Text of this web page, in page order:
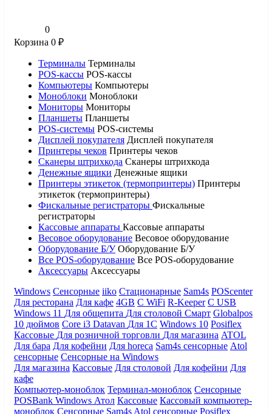
0
Корзина 0 ₽
Терминалы Терминалы
POS-кассы POS-кассы
Компьютеры Компьютеры
Моноблоки Моноблоки
Мониторы Мониторы
Планшеты Планшеты
POS-системы POS-системы
Дисплей покупателя Дисплей покупателя
Принтеры чеков Принтеры чеков
Сканеры штрихкода Сканеры штрихкода
Денежные ящики Денежные ящики
Принтеры этикеток (термопринтеры) Принтеры
этикеток (термопринтеры)
Фискальные регистраторы Фискальные
регистраторы
Кассовые аппараты Кассовые аппараты
Весовое оборудование Весовое оборудование
Оборудование Б/У Оборудование Б/У
Все POS-оборудование Все POS-оборудование
Аксессуары Аксессуары
Windows Сенсорные iiko Стационарные Sam4s POScenter
Для ресторана Для кафе 4GB С WiFi R-Keeper С USB
Windows 11 Для общепита Для столовой Смарт Globalpos
10 дюймов Core i3 Datavan Для 1С Windows 10 Posiflex
Кассовые Для розничной торговли Для магазина ATOL
Для бара Для кофейни Для horeca Sam4s сенсорные Atol
сенсорные Сенсорные на Windows
Для магазина Кассовые Для столовой Для кофейни Для
кафе
Компьютер-моноблок Терминал-моноблок Сенсорные
POSBank Windows Атол Кассовые Кассовый компьютер-
моноблок Сенсорные Sam4s Atol сенсорные Posiflex